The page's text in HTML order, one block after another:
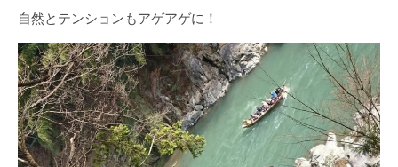
自然とテンションもアゲアゲに！